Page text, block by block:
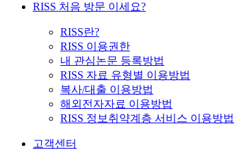
RISS 처음 방문 이세요?
RISS란?
RISS 이용권한
내 관심논문 등록방법
RISS 자료 유형별 이용방법
복사/대출 이용방법
해외전자자료 이용방법
RISS 정보취약계층 서비스 이용방법
고객센터